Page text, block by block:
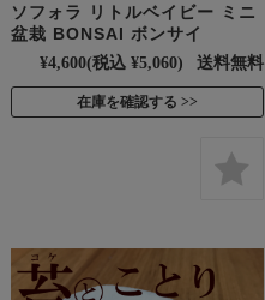
ソフォラ リトルベイビー ミニ
盆栽 BONSAI ボンサイ
¥4,600(税込 ¥5,060) 送料無料
在庫を確認する